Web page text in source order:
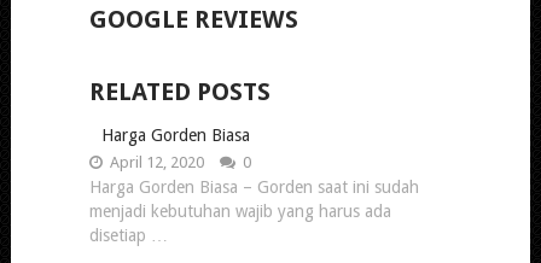
GOOGLE REVIEWS
RELATED POSTS
Harga Gorden Biasa
April 12, 2020 0
Harga Gorden Biasa – Gorden saat ini sudah
menjadi kebutuhan wajib yang harus ada
disetiap …